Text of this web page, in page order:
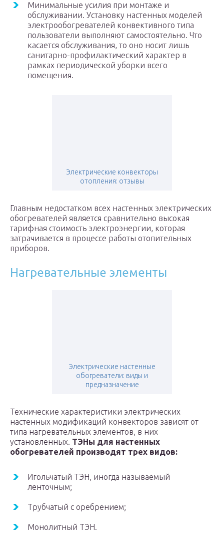
Минимальные усилия при монтаже и
обслуживании. Установку настенных моделей
электрообогревателей конвективного типа
пользователи выполняют самостоятельно. Что
касается обслуживания, то оно носит лишь
санитарно-профилактический характер в
рамках периодической уборки всего
помещения.
Электрические конвекторы
отопления: отзывы
Главным недостатком всех настенных электрических
обогревателей является сравнительно высокая
тарифная стоимость электроэнергии, которая
затрачивается в процессе работы отопительных
приборов.
Нагревательные элементы
Электрические настенные
обогреватели: виды и
предназначение
Технические характеристики электрических
настенных модификаций конвекторов зависят от
типа нагревательных элементов, в них
установленных. ТЭНы для настенных
обогревателей производят трех видов:
Игольчатый ТЭН, иногда называемый
ленточным;
Трубчатый с оребрением;
Монолитный ТЭН.